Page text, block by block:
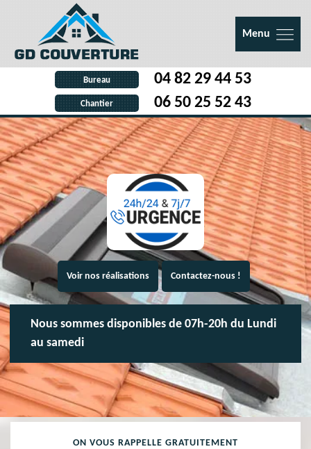
Menu
Bureau 04 82 29 44 53
Chantier 06 50 25 52 43
Voir nos réalisations Contactez-nous !
Nous sommes disponibles de 07h-20h du Lundi
au samedi
ON VOUS RAPPELLE GRATUITEMENT